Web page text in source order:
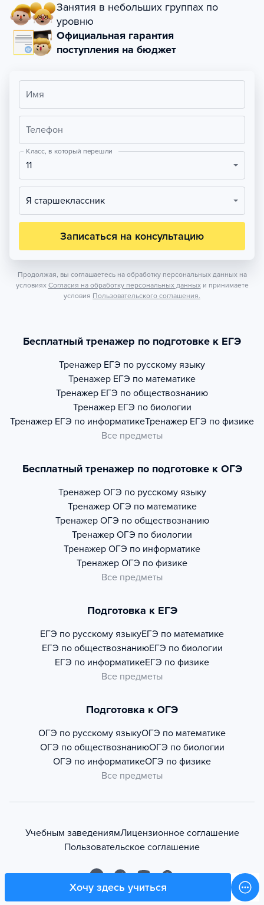
Хочу здесь учиться
Занятия в небольших группах по
уровню
Официальная гарантия
поступления на бюджет
Имя
Телефон
Класс, в который перешли
11
Я старшеклассник
Записаться на консультацию
Продолжая, вы соглашаетесь на обработку персональных данных на
условиях Согласия на обработку персональных данных и принимаете
условия Пользовательского соглашения.
Бесплатный тренажер по подготовке к ЕГЭ
Тренажер ЕГЭ по русскому языку
Тренажер ЕГЭ по математике
Тренажер ЕГЭ по обществознанию
Тренажер ЕГЭ по биологии
Тренажер ЕГЭ по информатикеТренажер ЕГЭ по физике
Все предметы
Бесплатный тренажер по подготовке к ОГЭ
Тренажер ОГЭ по русскому языку
Тренажер ОГЭ по математике
Тренажер ОГЭ по обществознанию
Тренажер ОГЭ по биологии
Тренажер ОГЭ по информатике
Тренажер ОГЭ по физике
Все предметы
Подготовка к ЕГЭ
ЕГЭ по русскому языкуЕГЭ по математике
ЕГЭ по обществознаниюЕГЭ по биологии
ЕГЭ по информатикеЕГЭ по физике
Все предметы
Подготовка к ОГЭ
ОГЭ по русскому языкуОГЭ по математике
ОГЭ по обществознаниюОГЭ по биологии
ОГЭ по информатикеОГЭ по физике
Все предметы
Учебным заведениямЛицензионное соглашение
Пользовательское соглашение